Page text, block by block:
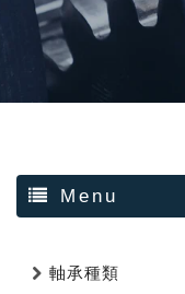
Menu
軸承種類